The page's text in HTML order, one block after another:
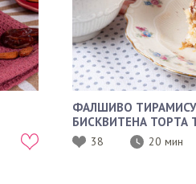
ФАЛШИВО
БИСКВИТЕНА ТОРТА
38 20 мин